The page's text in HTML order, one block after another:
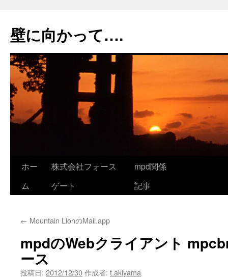
テ
ン
へ
ス
キ
ッ
プ
壁に向かって….
ホー
ム
株式会社フォース
ゲート
mpd関係
記事
← Mountain LionのMail.app
mpdのWebクライアント
ース
投稿日: 2012/12/30作成者: t.akiyama